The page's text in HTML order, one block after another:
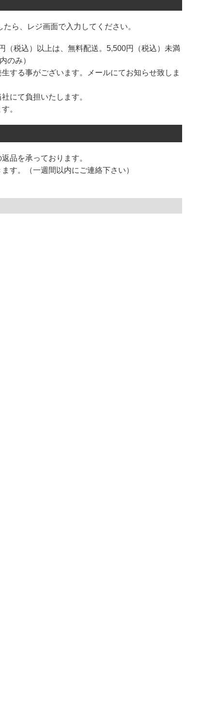
ら、レジ画面で入力してください。
（税込）以上は、無料配送。5,500円（税込）未満
のみ）
する事がございます。メールにてお知らせ致しま
にて負担いたします。
。
品を承っております。
す。（一週間以内にご連絡下さい）